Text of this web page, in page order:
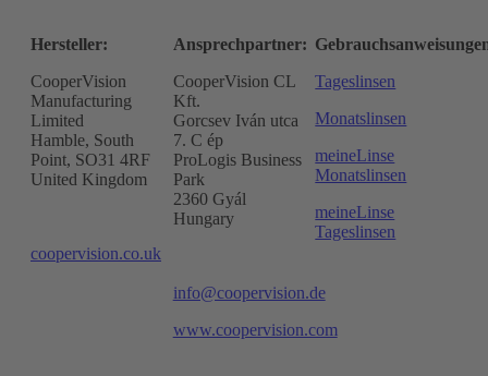
Hersteller:
CooperVision
Manufacturing
Limited
Hamble, South
Point, SO31 4RF
United Kingdom
coopervision.co.uk
Ansprechpartner:
CooperVision CL
Kft.
Gorcsev Iván utca
7. C ép
ProLogis Business
Park
2360 Gyál
Hungary
info@coopervision.de
www.coopervision.com
Tageslinsen
Monatslinsen
meineLinse
Monatslinsen
meineLinse
Tageslinsen